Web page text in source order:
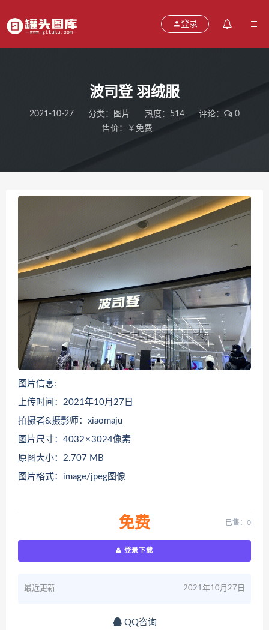
登录
波司登 羽绒服
2021-10-27 分类： 图片 热度：514 评论：
0
售价：￥免费
图片信息:
上传时间：2021年10月27日
拍摄者&摄影师：xiaomaju
图片尺寸：4032 × 3024像素
原图大小：2.707 MB
图片格式：image/jpeg图像
免费 已售：0
登录下载
最近更新 2021年10月27日
QQ咨询